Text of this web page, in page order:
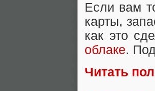
Если вам
карты,
как это
облаке.
Читать